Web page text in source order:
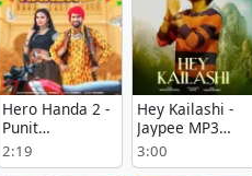
Hero Handa 2 -
Punit
Choudhary Song
Download Mp3
2:19
Hey Kailashi -
Jaypee MP3
Song Download
3:00